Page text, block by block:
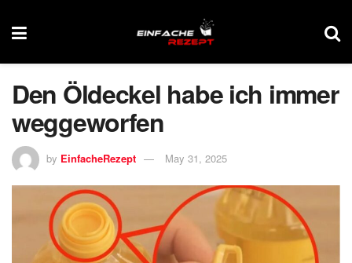
Den Öldeckel habe ich immer
weggeworfen
by EinfacheRezept May 31, 2025